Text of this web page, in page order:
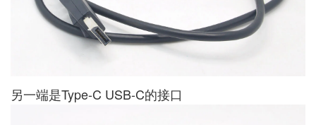
另一端是Type-C USB-C的接口